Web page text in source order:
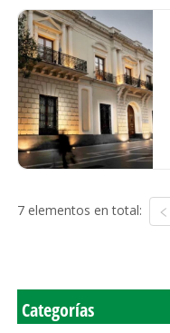
7 elementos en total:
Categorías